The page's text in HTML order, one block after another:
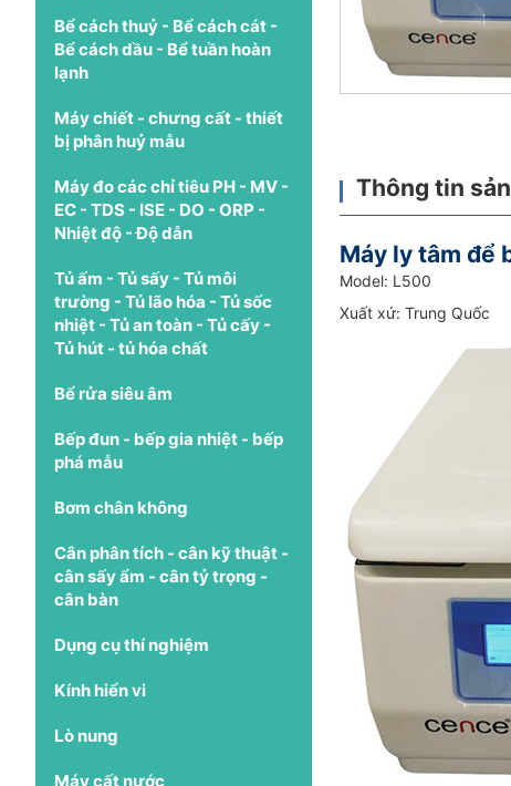
Bể cách thuỷ - Bể cách cát -
Bể cách dầu - Bể tuần hoàn
lạnh
Máy chiết - chưng cất - thiết
bị phân huỷ mẫu
Máy đo các chỉ tiêu PH - MV -
EC - TDS - ISE - DO - ORP -
Nhiệt độ - Độ dẫn
Tủ ấm - Tủ sấy - Tủ môi
trường - Tủ lão hóa - Tủ sốc
nhiệt - Tủ an toàn - Tủ cấy -
Tủ hút - tủ hóa chất
Bể rửa siêu âm
Bếp đun - bếp gia nhiệt - bếp
phá mẫu
Bơm chân không
Cân phân tích - cân kỹ thuật -
cân sấy ẩm - cân tỷ trọng -
cân bàn
Dụng cụ thí nghiệm
Kính hiển vi
Lò nung
Máy cất nước
Thông tin
Máy ly tâm để
Model: L500
Xuất xứ: Trung Quốc